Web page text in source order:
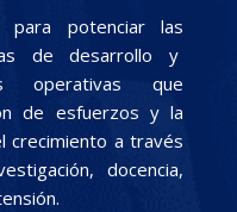
para potenciar las
de desarrollo y
operativas que
de esfuerzos y la
crecimiento a través
docencia,